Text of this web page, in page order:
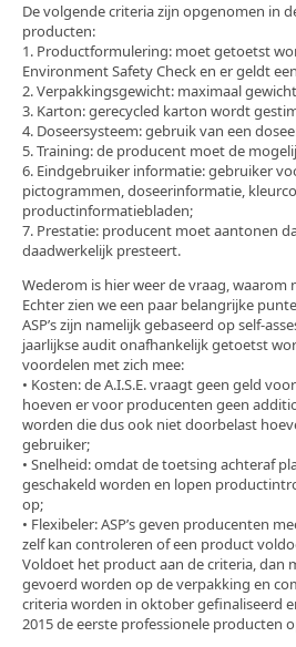
De volgende criteria zijn opgenomen in
producten:
1. Productformulering: moet getoetst
Environment Safety Check en er geldt
2. Verpakkingsgewicht: maximaal
3. Karton: gerecycled karton wordt
4. Doseersysteem: gebruik van een
5. Training: de producent moet de
6. Eindgebruiker informatie: gebruiker
pictogrammen, doseerinformatie,
productinformatiebladen;
7. Prestatie: producent moet aantonen
daadwerkelijk presteert.
Wederom is hier weer de vraag, waarom
Echter zien we een paar belangrijke
ASP’s zijn namelijk gebaseerd op self-
jaarlijkse audit onafhankelijk getoetst
voordelen met zich mee:
• Kosten: de A.I.S.E. vraagt geen geld
hoeven er voor producenten geen
worden die dus ook niet doorbelast
gebruiker;
• Snelheid: omdat de toetsing achteraf
geschakeld worden en lopen
op;
• Flexibeler: ASP’s geven producenten
zelf kan controleren of een product
Voldoet het product aan de criteria, dan
gevoerd worden op de verpakking en
criteria worden in oktober gefinaliseerd
2015 de eerste professionele producten